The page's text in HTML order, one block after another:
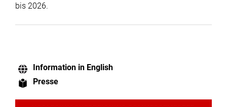
bis 2026.
Information in English
Presse